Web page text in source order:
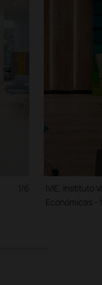
1/6
IVIE, Instituto
Económicas -